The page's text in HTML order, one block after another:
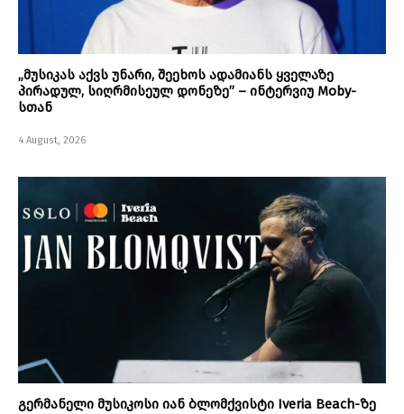
„მუსიკას აქვს უნარი, შეეხოს ადამიანს ყველაზე
პირადულ, სიღრმისეულ დონეზე” – ინტერვიუ Moby-
სთან
4 August, 2026
გერმანელი მუსიკოსი იან ბლომქვისტი Iveria Beach-ზე